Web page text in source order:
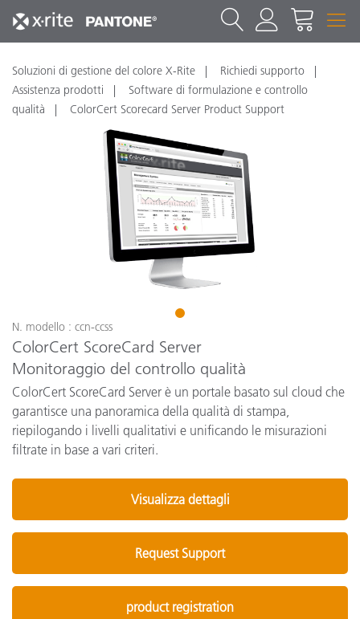
Soluzioni di gestione del colore X-Rite
Richiedi supporto
Assistenza prodotti
Software di formulazione e controllo
qualità
ColorCert Scorecard Server Product Support
1
N. modello : ccn-ccss
ColorCert ScoreCard Server
Monitoraggio del controllo qualità
ColorCert ScoreCard Server è un portale basato sul cloud che
garantisce una panoramica della qualità di stampa,
riepilogando i livelli qualitativi e unificando le misurazioni
filtrate in base a vari criteri.
Visualizza dettagli
Request Support
product registration